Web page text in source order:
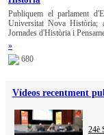
Publiquem el parlament
Universitat Nova Història;
Jornades d'Història i
»
680
Vídeos recentment
24è